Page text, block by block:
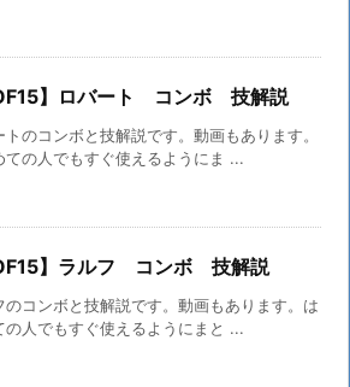
】ロバート コンボ 技解説
トのコンボと技解説です。動画もあります。
ての人でもすぐ使えるようにま ...
】ラルフ コンボ 技解説
のコンボと技解説です。動画もあります。は
の人でもすぐ使えるようにまと ...